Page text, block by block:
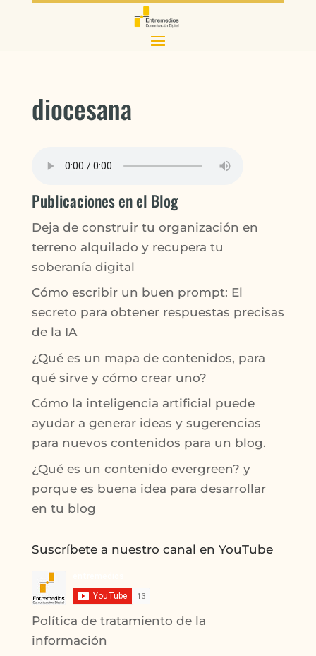
diocesana
Publicaciones en el Blog
Deja de construir tu organización en
terreno alquilado y recupera tu
soberanía digital
Cómo escribir un buen prompt: El
secreto para obtener respuestas precisas
de la IA
¿Qué es un mapa de contenidos, para
qué sirve y cómo crear uno?
Cómo la inteligencia artificial puede
ayudar a generar ideas y sugerencias
para nuevos contenidos para un blog.
¿Qué es un contenido evergreen? y
porque es buena idea para desarrollar
en tu blog
Suscríbete a nuestro canal en YouTube
Política de tratamiento de la
información